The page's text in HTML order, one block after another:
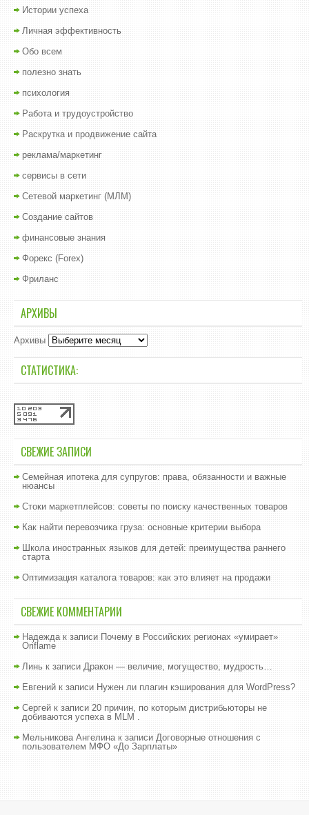
Истории успеха
Личная эффективность
Обо всем
полезно знать
психология
Работа и трудоустройство
Раскрутка и продвижение сайта
реклама/маркетинг
сервисы в сети
Сетевой маркетинг (МЛМ)
Создание сайтов
финансовые знания
Форекс (Forex)
Фриланс
АРХИВЫ
Архивы
СТАТИСТИКА:
СВЕЖИЕ ЗАПИСИ
Семейная ипотека для супругов: права, обязанности и важные
нюансы
Стоки маркетплейсов: советы по поиску качественных товаров
Как найти перевозчика груза: основные критерии выбора
Школа иностранных языков для детей: преимущества раннего
старта
Оптимизация каталога товаров: как это влияет на продажи
СВЕЖИЕ КОММЕНТАРИИ
Надеждак записи Почему в Российских регионах «умирает»
Oriflame
Линь к записи Дракон — величие, могущество, мудрость…
Евгений к записи Нужен ли плагин кэширования для WordPress?
Сергей к записи 20 причин, по которым дистрибьюторы не
добиваются успеха в MLM .
Мельникова Ангелинак записи Договорные отношения с
пользователем МФО «До Зарплаты»